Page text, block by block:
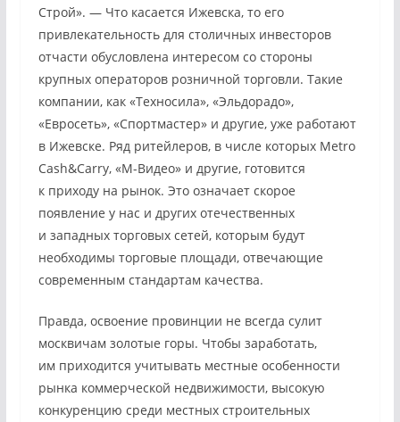
Строй». — Что касается Ижевска, то его
привлекательность для столичных инвесторов
отчасти обусловлена интересом со стороны
крупных операторов розничной торговли. Такие
компании, как «Техносила», «Эльдорадо»,
«Евросеть», «Спортмастер» и другие, уже работают
в Ижевске. Ряд ритейлеров, в числе которых Metro
Cash&Carry, «М-Видео» и другие, готовится
к приходу на рынок. Это означает скорое
появление у нас и других отечественных
и западных торговых сетей, которым будут
необходимы торговые площади, отвечающие
современным стандартам качества.
Правда, освоение провинции не всегда сулит
москвичам золотые горы. Чтобы заработать,
им приходится учитывать местные особенности
рынка коммерческой недвижимости, высокую
конкуренцию среди местных строительных